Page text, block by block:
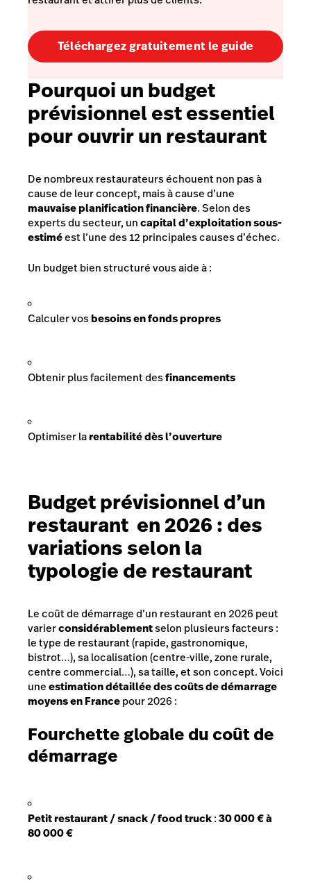
Téléchargez gratuitement le guide
Pourquoi un budget
prévisionnel est essentiel
pour ouvrir un restaurant
De nombreux restaurateurs échouent non pas à
cause de leur concept, mais à cause d’une
mauvaise planification financière. Selon des
experts du secteur, uncapital d’exploitation sous-
estiméest l’une des 12 principales causes d’échec.
Un budget bien structuré vous aide à :
Calculer vosbesoins en fonds propres
Obtenir plus facilement desfinancements
Optimiser larentabilité dès l’ouverture
Budget prévisionnel d’un
restaurant en 2026 : des
variations selon la
typologie de restaurant
Le coût de démarrage d’un restaurant en 2026 peut
varierconsidérablementselon plusieurs facteurs :
le type de restaurant (rapide, gastronomique,
bistrot…), sa localisation (centre-ville, zone rurale,
centre commercial…), sa taille, et son concept. Voici
uneestimation détaillée des coûts de démarrage
moyens en Francepour 2026 :
Fourchette globale du coût de
démarrage
Petit restaurant / snack / food truck:30 000 € à
80 000 €